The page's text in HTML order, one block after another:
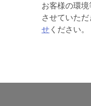
お客様の環
させていた
せ ください。